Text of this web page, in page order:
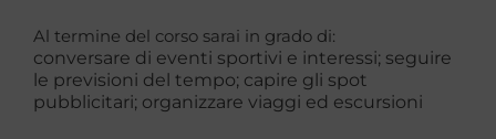
Al termine del corso sarai in grado di:
conversare di eventi sportivi e interessi; seguire
le previsioni del tempo; capire gli spot
pubblicitari; organizzare viaggi ed escursioni